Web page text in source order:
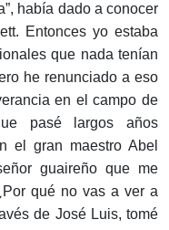
había dado a conocer
Entonces yo estaba
que nada tenían
he renunciado a eso
en el campo de
pasé largos años
el gran maestro Abel
guaireño que me
qué no vas a ver a
de José Luis, tomé